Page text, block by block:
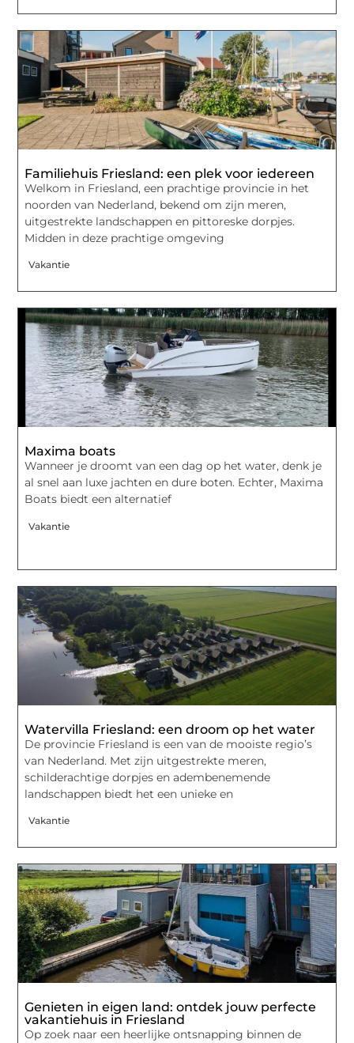
Familiehuis Friesland: een plek voor iedereen
Welkom in Friesland, een prachtige provincie in het
noorden van Nederland, bekend om zijn meren,
uitgestrekte landschappen en pittoreske dorpjes.
Midden in deze prachtige omgeving
Vakantie
Maxima boats
Wanneer je droomt van een dag op het water, denk je
al snel aan luxe jachten en dure boten. Echter, Maxima
Boats biedt een alternatief
Vakantie
Watervilla Friesland: een droom op het water
De provincie Friesland is een van de mooiste regio’s
van Nederland. Met zijn uitgestrekte meren,
schilderachtige dorpjes en adembenemende
landschappen biedt het een unieke en
Vakantie
Genieten in eigen land: ontdek jouw perfecte
vakantiehuis in Friesland
Op zoek naar een heerlijke ontsnapping binnen de